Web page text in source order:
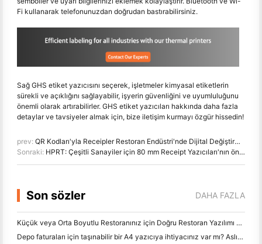
Fi kullanarak telefonunuzdan doğrudan bastırabilirsiniz.
Sağ GHS etiket yazıcısını seçerek, işletmeler kimyasal etiketlerin
sürekli ve açıklığını sağlayabilir, işyerin güvenliğini ve uyumluluğunu
önemli olarak artırabilirler. GHS etiket yazıcıları hakkında daha fazla
detaylar ve tavsiyeler almak için, bize iletişim kurmayı özgür hissedin!
prev: QR Kodları'yla Receipler Restoran Endüstri'nde Dijital Değiştirmeyi nasıl sürüyor?
Sonraki: HPRT: Çeşitli Sanayiler için 80 mm Receipt Yazıcıları'nın ön Yapıcı
Son sözler DAHA FAZLA
Küçük veya Orta Boyutlu Restoranınız için Doğru Restoran Yazılımı Nasıl Seçilir
Depo faturaları için taşınabilir bir A4 yazıcıya ihtiyacınız var mı? Aslında ne çalışır